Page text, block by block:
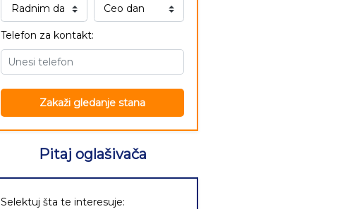
Telefon za kontakt:
Zakaži gledanje stana
Pitaj oglašivača
Selektuj šta te interesuje: